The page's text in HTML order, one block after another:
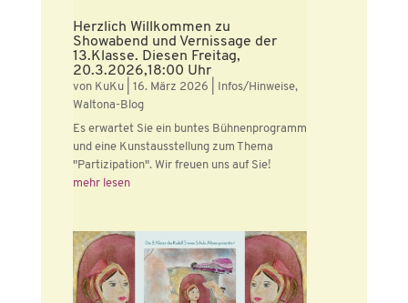
Herzlich Willkommen zu
Showabend und Vernissage der
13.Klasse. Diesen Freitag,
20.3.2026,18:00 Uhr
von KuKu| 16. März 2026 Infos/Hinweise,
Waltona-Blog
Es erwartet Sie ein buntes Bühnenprogramm
und eine Kunstausstellung zum Thema
"Partizipation". Wir freuen uns auf Sie!
mehr lesen